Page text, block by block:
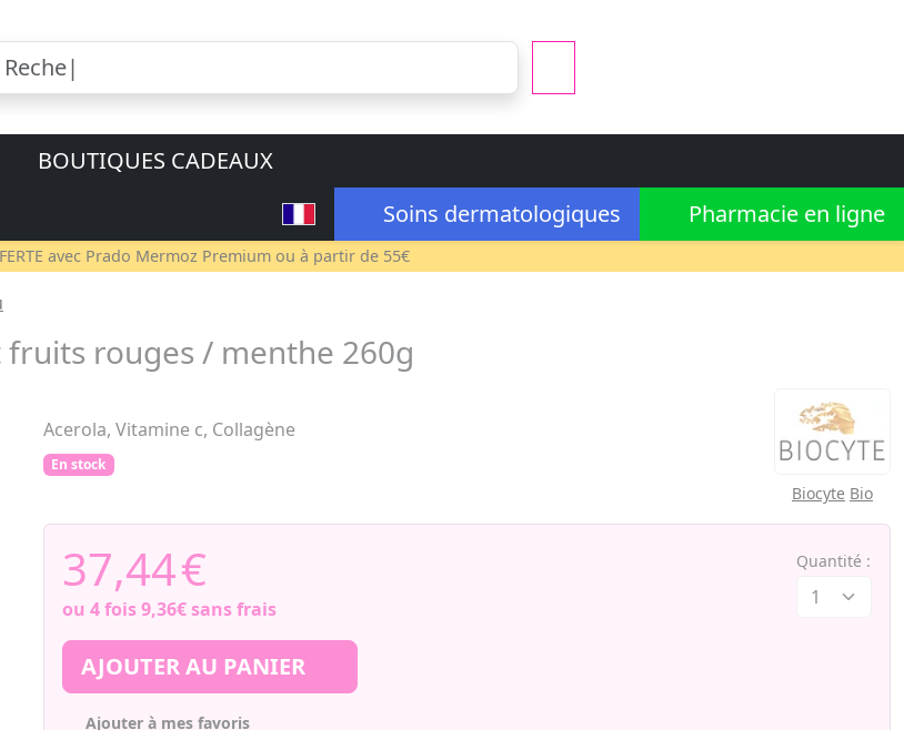
BOUTIQUES CADEAUX
Soins dermatologiques
Pharmacie en ligne
avec Prado Mermoz Premium ou à partir de 55€
fruits rouges / menthe 260g
Acerola, Vitamine c, Collagène
En stock
Biocyte Bio
37,44€
ou 4 fois9,36€sans frais
Quantité :
AJOUTER AU PANIER
Ajouter à mes favoris